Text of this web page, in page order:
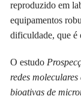
reproduzido em
equipamentos
dificuldade, que é
O estudo
redes
bioativas de